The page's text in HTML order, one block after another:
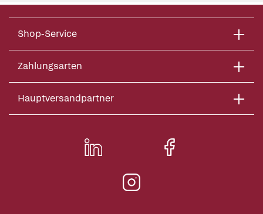
Shop-Service
Zahlungsarten
Hauptversandpartner